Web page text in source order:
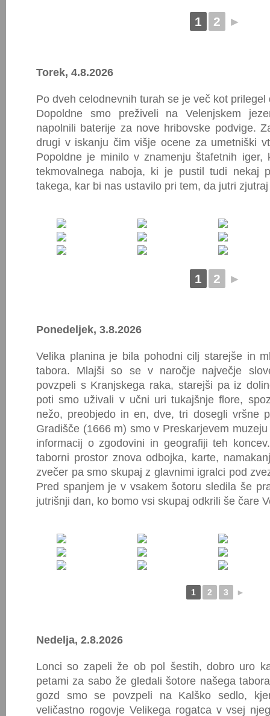
1 2 ►
Torek, 4.8.2026
Po dveh celodnevnih turah se je več kot
Dopoldne smo preživeli na Velenjskem
napolnili baterije za nove hribovske podvige.
drugi v iskanju čim višje ocene za umetniški
Popoldne je minilo v znamenju štafetnih
tekmovalnega naboja, ki je pustil tudi nekaj
takega, kar bi nas ustavilo pri tem, da jutri
1 2 ►
Ponedeljek, 3.8.2026
Velika planina je bila pohodni cilj starejše in
tabora. Mlajši so se v naročje največje
povzpeli s Kranjskega raka, starejši pa iz
poti smo uživali v učni uri tukajšnje flore,
nežo, preobjedo in en, dve, tri dosegli vršne
Gradišče (1666 m) smo v Preskarjevem
informacij o zgodovini in geografiji teh
taborni prostor znova odbojka, karte,
zvečer pa smo skupaj z glavnimi igralci pod
Pred spanjem je v vsakem šotoru sledila še
jutrišnji dan, ko bomo vsi skupaj odkrili še čare
1 2 3 ►
Nedelja, 2.8.2026
Lonci so zapeli že ob pol šestih, dobro uro
petami za sabo že gledali šotore našega
gozd smo se povzpeli na Kalško sedlo,
veličastno rogovje Velikega rogatca v vsej